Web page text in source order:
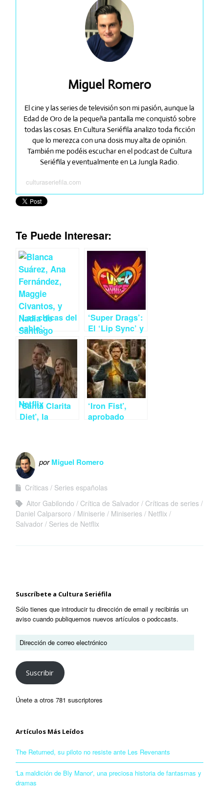
Miguel Romero
El cine y las series de televisión son mi pasión, aunque la
Edad de Oro de la pequeña pantalla me conquistó sobre
todas las cosas. En Cultura Seriéfila analizo toda ficción
que lo merezca con una dosis muy alta de opinión.
También me podéis escuchar en el podcast de Cultura
Seriéfila y eventualmente en La Jungla Radio.
culturaseriefila.com
Te Puede Interesar:
‘Las chicas del
cable’:
romance y
feminismo en
el debut
español de
Netflix
‘Super Drags’:
El ‘Lip Sync’ y
los
superheroes
‘drag’ llega a
Netflix
‘Santa Clarita
Diet’, la
‘Iron Fist’,
aprobado
Netflix
porMiguel Romero
Críticas
Series españolas
Aitor Gabilondo
Crítica de Salvador
Críticas de series
Daniel Calparsoro
Miniserie Miniseries
Netflix
Salvador
Series de Netflix
Suscríbete a Cultura Seriéfila
Sólo tienes que introducir tu dirección de email y recibirás un
aviso cuando publiquemos nuevos artículos o podccasts.
Suscribir
Únete a otros 781 suscriptores
Artículos Más Leídos
The Returned, su piloto no resiste ante Les Revenants
'La maldición de Bly Manor', una preciosa historia de fantasmas y
dramas